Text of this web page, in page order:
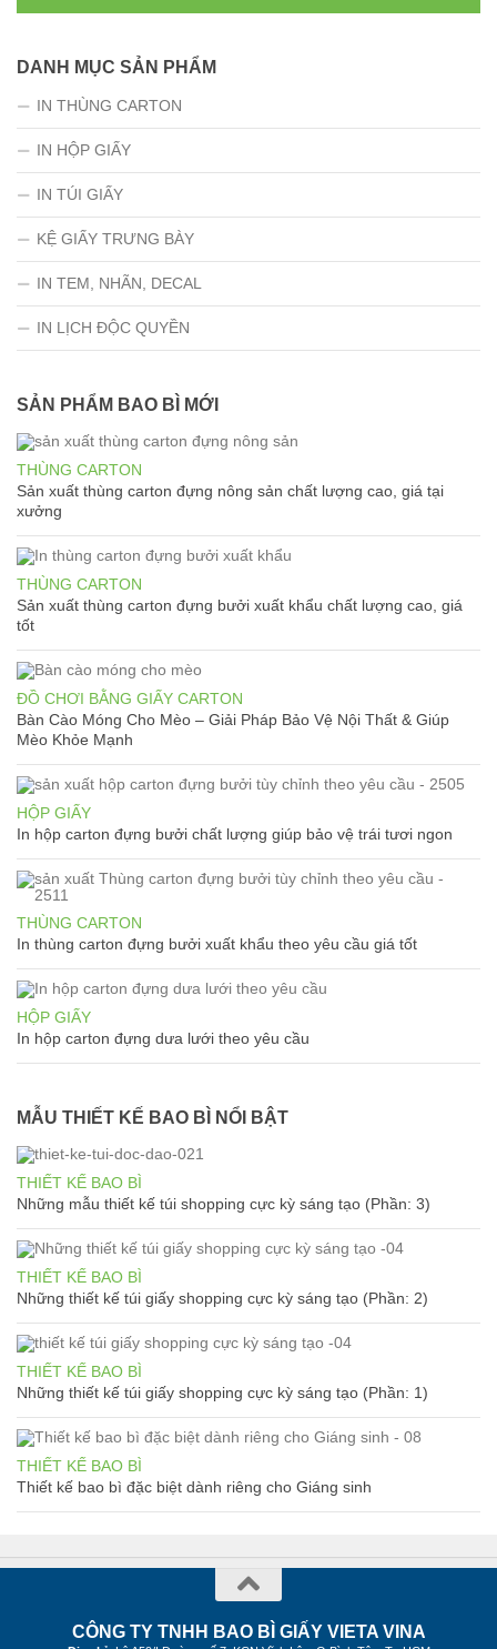
DANH MỤC SẢN PHẨM
IN THÙNG CARTON
IN HỘP GIẤY
IN TÚI GIẤY
KỆ GIẤY TRƯNG BÀY
IN TEM, NHÃN, DECAL
IN LỊCH ĐỘC QUYỀN
SẢN PHẨM BAO BÌ MỚI
THÙNG CARTON
Sản xuất thùng carton đựng nông sản chất lượng cao, giá tại
xưởng
THÙNG CARTON
Sản xuất thùng carton đựng bưởi xuất khẩu chất lượng cao, giá
tốt
ĐỒ CHƠI BẰNG GIẤY CARTON
Bàn Cào Móng Cho Mèo – Giải Pháp Bảo Vệ Nội Thất & Giúp
Mèo Khỏe Mạnh
HỘP GIẤY
In hộp carton đựng bưởi chất lượng giúp bảo vệ trái tươi ngon
THÙNG CARTON
In thùng carton đựng bưởi xuất khẩu theo yêu cầu giá tốt
HỘP GIẤY
In hộp carton đựng dưa lưới theo yêu cầu
MẪU THIẾT KẾ BAO BÌ NỔI BẬT
THIẾT KẾ BAO BÌ
Những mẫu thiết kế túi shopping cực kỳ sáng tạo (Phần: 3)
THIẾT KẾ BAO BÌ
Những thiết kế túi giấy shopping cực kỳ sáng tạo (Phần: 2)
THIẾT KẾ BAO BÌ
Những thiết kế túi giấy shopping cực kỳ sáng tạo (Phần: 1)
THIẾT KẾ BAO BÌ
Thiết kế bao bì đặc biệt dành riêng cho Giáng sinh
CÔNG TY TNHH BAO BÌ GIẤY VIETA VINA